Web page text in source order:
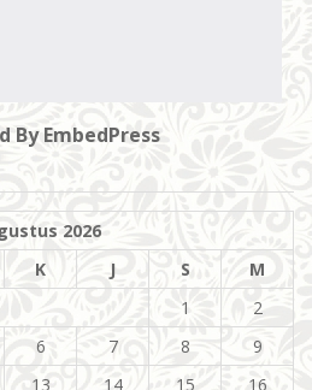
By EmbedPress
2026
K J S
M
1
2
6 7 8
9
13 14 15
16